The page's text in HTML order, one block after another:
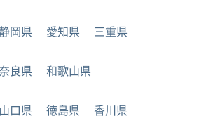
岡県 愛知県 三重県
良県 和歌山県
山口県 徳島県
香川県